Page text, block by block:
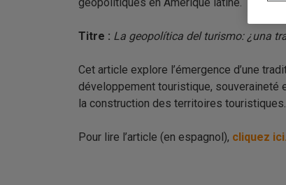
géopolitiques en Amérique latine.
Titre : La geopolítica del turismo: ¿una
Cet article explore l’émergence d’une
développement touristique, souveraineté
la construction des territoires touristiques.
Pour lire l’article (en espagnol), cliquez ici.